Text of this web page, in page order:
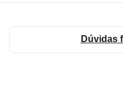
Dúvidas